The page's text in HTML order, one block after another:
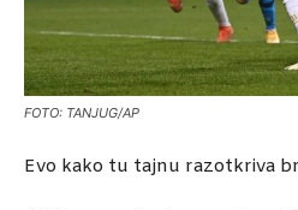
FOTO: TANJUG/AP
Evo kako tu tajnu razotkriva